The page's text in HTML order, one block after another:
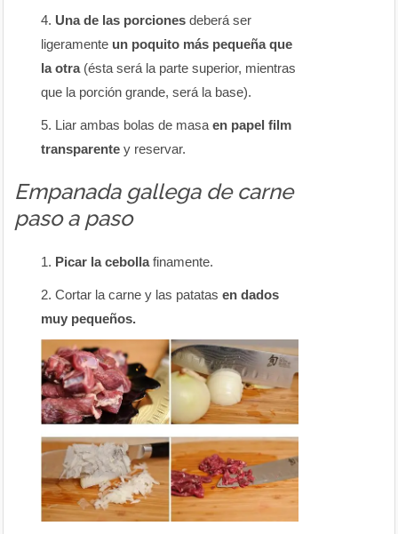
Una de las porciones deberá ser
ligeramente un poquito más pequeña que
la otra(ésta será la parte superior, mientras
que la porción grande, será la base).
Liar ambas bolas de masaen papel film
transparente y reservar.
Empanada gallega de carne
paso a paso
Picar la cebollafinamente.
Cortar la carne y las patatasen dados
muy pequeños.